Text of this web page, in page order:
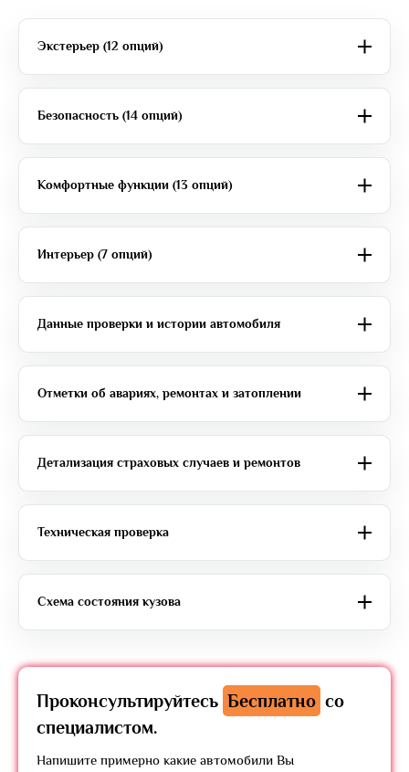
Экстерьер (12 опций)
Безопасность (14 опций)
Комфортные функции (13 опций)
Интерьер (7 опций)
Данные проверки и истории автомобиля
Отметки об авариях, ремонтах и затоплении
Детализация страховых случаев и ремонтов
Техническая проверка
Схема состояния кузова
Проконсультируйтесь Бесплатно со
специалистом.
Напишите примерно какие автомобили Вы